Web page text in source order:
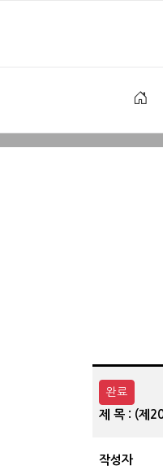
완료
제 목 : (제
작성자